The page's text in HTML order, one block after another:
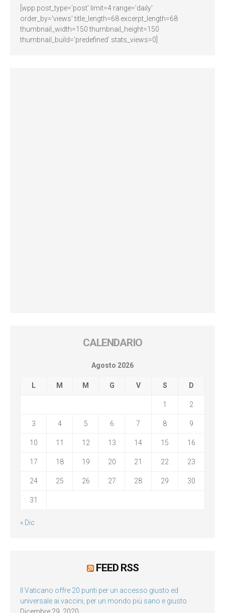
[wpp post_type='post' limit=4 range='daily'
order_by='views' title_length=68 excerpt_length=68
thumbnail_width=150 thumbnail_height=150
thumbnail_build='predefined' stats_views=0]
CALENDARIO
Agosto 2026
L M M G V S D
1 2
3 4 5 6 7 8 9
10 11 12 13 14 15 16
17 18 19 20 21 22 23
24 25 26 27 28 29 30
31
« Dic
FEED RSS
Il Vaticano offre 20 punti per un accesso giusto ed
universale ai vaccini, per un mondo più sano e giusto
Dicembre 29, 2020